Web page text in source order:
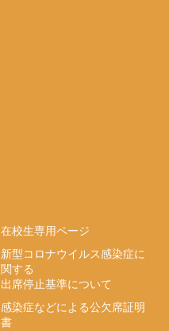
在校生専用ページ
新型コロナウイルス感染症に
関する
出席停止基準について
感染症などによる公欠席証明
書